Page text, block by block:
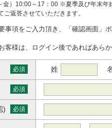
金）10:00～17：00 ※夏季及び年末年
ご返答させていただきます。
事項をご入力頂き、「確認画面」
客様は、ログイン後であればあら
必須 姓
必須
) 必須